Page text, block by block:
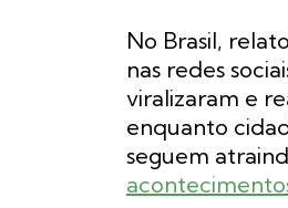
No Brasil,
nas redes
viralizaram e
enquanto
seguem